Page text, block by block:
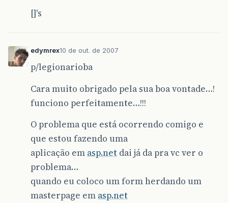
[]'s
edymrex10 de out. de 2007
p/legionarioba
Cara muito obrigado pela sua boa vontade…!
funciono perfeitamente…!!!
O problema que está ocorrendo comigo e
que estou fazendo uma
aplicação em asp.net dai já da pra vc ver o
problema…
quando eu coloco um form herdando um
masterpage em asp.net